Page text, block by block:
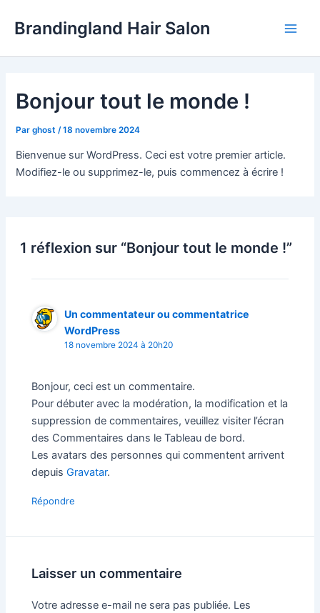
Brandingland Hair Salon
Bonjour tout le monde !
Parghost /18 novembre 2024
Bienvenue sur WordPress. Ceci est votre premier article.
Modifiez-le ou supprimez-le, puis commencez à écrire !
1 réflexion sur “Bonjour tout le monde !”
Un commentateur ou commentatrice
WordPress
18 novembre 2024 à 20h20
Bonjour, ceci est un commentaire.
Pour débuter avec la modération, la modification et la
suppression de commentaires, veuillez visiter l’écran
des Commentaires dans le Tableau de bord.
Les avatars des personnes qui commentent arrivent
depuisGravatar.
Répondre
Laisser un commentaire
Votre adresse e-mail ne sera pas publiée. Les